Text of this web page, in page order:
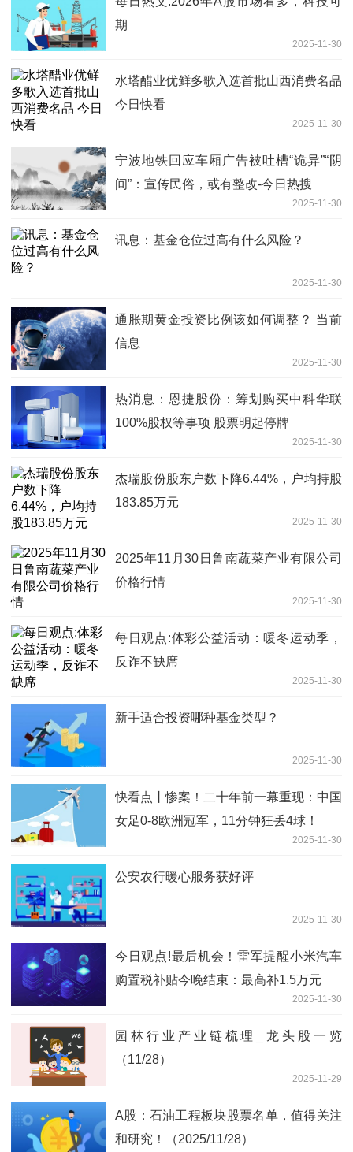
期
2025-11-30
水塔醋业优鲜多歌入选首批山西消费名品
今日快看
2025-11-30
宁波地铁回应车厢广告被吐槽“诡异”“阴
间”：宣传民俗，或有整改-今日热搜
2025-11-30
讯息：基金仓位过高有什么风险？
2025-11-30
通胀期黄金投资比例该如何调整？ 当前
信息
2025-11-30
热消息：恩捷股份：筹划购买中科华联
100%股权等事项 股票明起停牌
2025-11-30
杰瑞股份股东户数下降6.44%，户均持股
183.85万元
2025-11-30
2025年11月30日鲁南蔬菜产业有限公司
价格行情
2025-11-30
每日观点:体彩公益活动：暖冬运动季，
反诈不缺席
2025-11-30
新手适合投资哪种基金类型？
2025-11-30
快看点丨惨案！二十年前一幕重现：中国
女足0-8欧洲冠军，11分钟狂丢4球！
2025-11-30
公安农行暖心服务获好评
2025-11-30
今日观点!最后机会！雷军提醒小米汽车
购置税补贴今晚结束：最高补1.5万元
2025-11-30
园林行业产业链梳理_龙头股一览
（11/28）
2025-11-29
A股：石油工程板块股票名单，值得关注
和研究！（2025/11/28）